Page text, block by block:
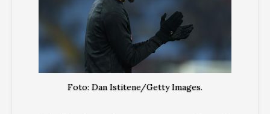
Foto: Dan Istitene/Getty Images.